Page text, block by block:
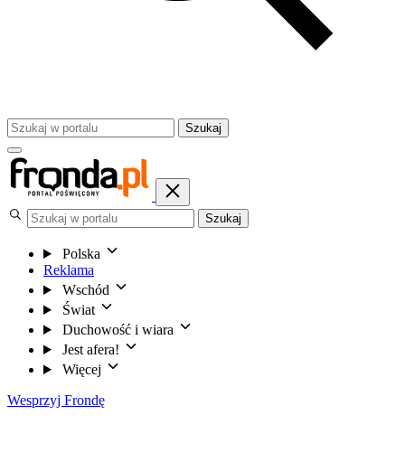
Szukaj
Szukaj
Polska
Reklama
Wschód
Świat
Duchowość i wiara
Jest afera!
Więcej
Wesprzyj Frondę